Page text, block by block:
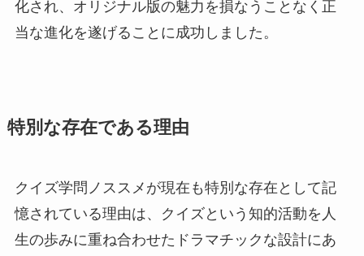
化され、オリジナル版の魅力を損なうことなく正
当な進化を遂げることに成功しました。
特別な存在である理由
クイズ学問ノススメが現在も特別な存在として記
憶されている理由は、クイズという知的活動を人
生の歩みに重ね合わせたドラマチックな設計にあ